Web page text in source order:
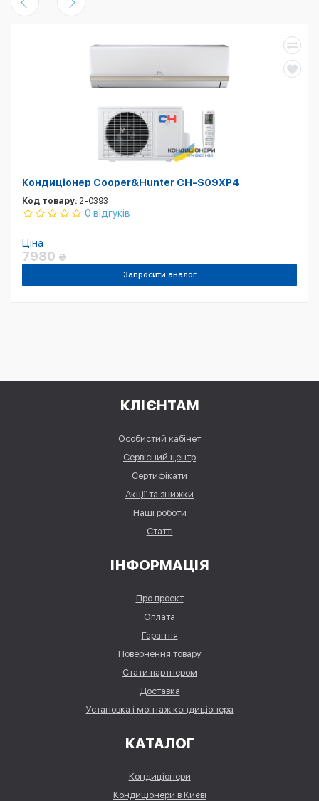
Кондиціонер Cooper&Hunter CH-S09XP4
Код товару: 2-0393
0 відгуків
Ціна
7980 ₴
Запросити аналог
КЛІЄНТАМ
Особистий кабінет
Сервісний центр
Сертифікати
Акції та знижки
Наші роботи
Статті
ІНФОРМАЦІЯ
Про проект
Оплата
Гарантія
Повернення товару
Стати партнером
Доставка
Установка і монтаж кондиціонера
КАТАЛОГ
Кондиціонери
Кондиціонери в Києві